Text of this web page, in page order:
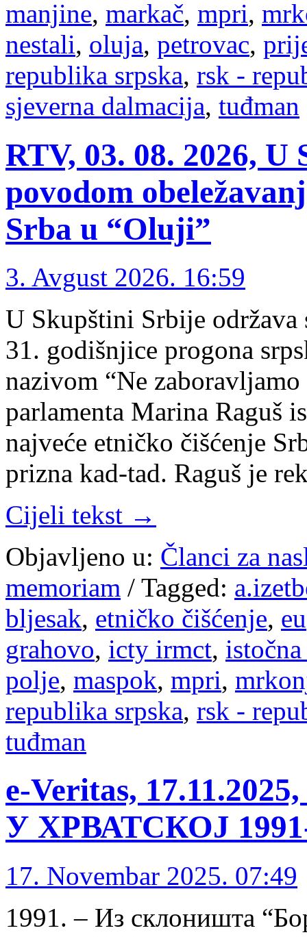
manjine, markač, mpri,
nestali, oluja, petrovac,
republika srpska, rsk -
sjeverna dalmacija, tuđman
RTV, 03. 08. 2026,
povodom
Srba u “Oluji”
3. Avgust 2026. 16:59
U Skupštini Srbije održava
31. godišnjice progona
nazivom “Ne
parlamenta Marina Raguš
najveće etničko čišćenje
prizna kad-tad. Raguš je
Cijeli tekst →
Objavljeno u: Članci za
memoriam / Tagged:
bljesak, etničko čišćenje, eu
grahovo, icty irmct,
polje, maspok, mpri,
republika srpska, rsk -
tuđman
е-Veritas,
У ХРВАТСКОЈ 1991-
17. Novembar 2025. 07:49
1991. – Из склоништа